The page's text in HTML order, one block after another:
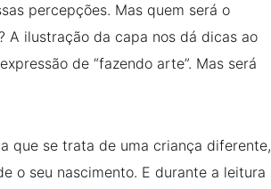
percepções. Mas quem será o
A ilustração da capa nos dá dicas ao
de “fazendo arte”. Mas será
que se trata de uma criança diferente,
o seu nascimento. E durante a leitura